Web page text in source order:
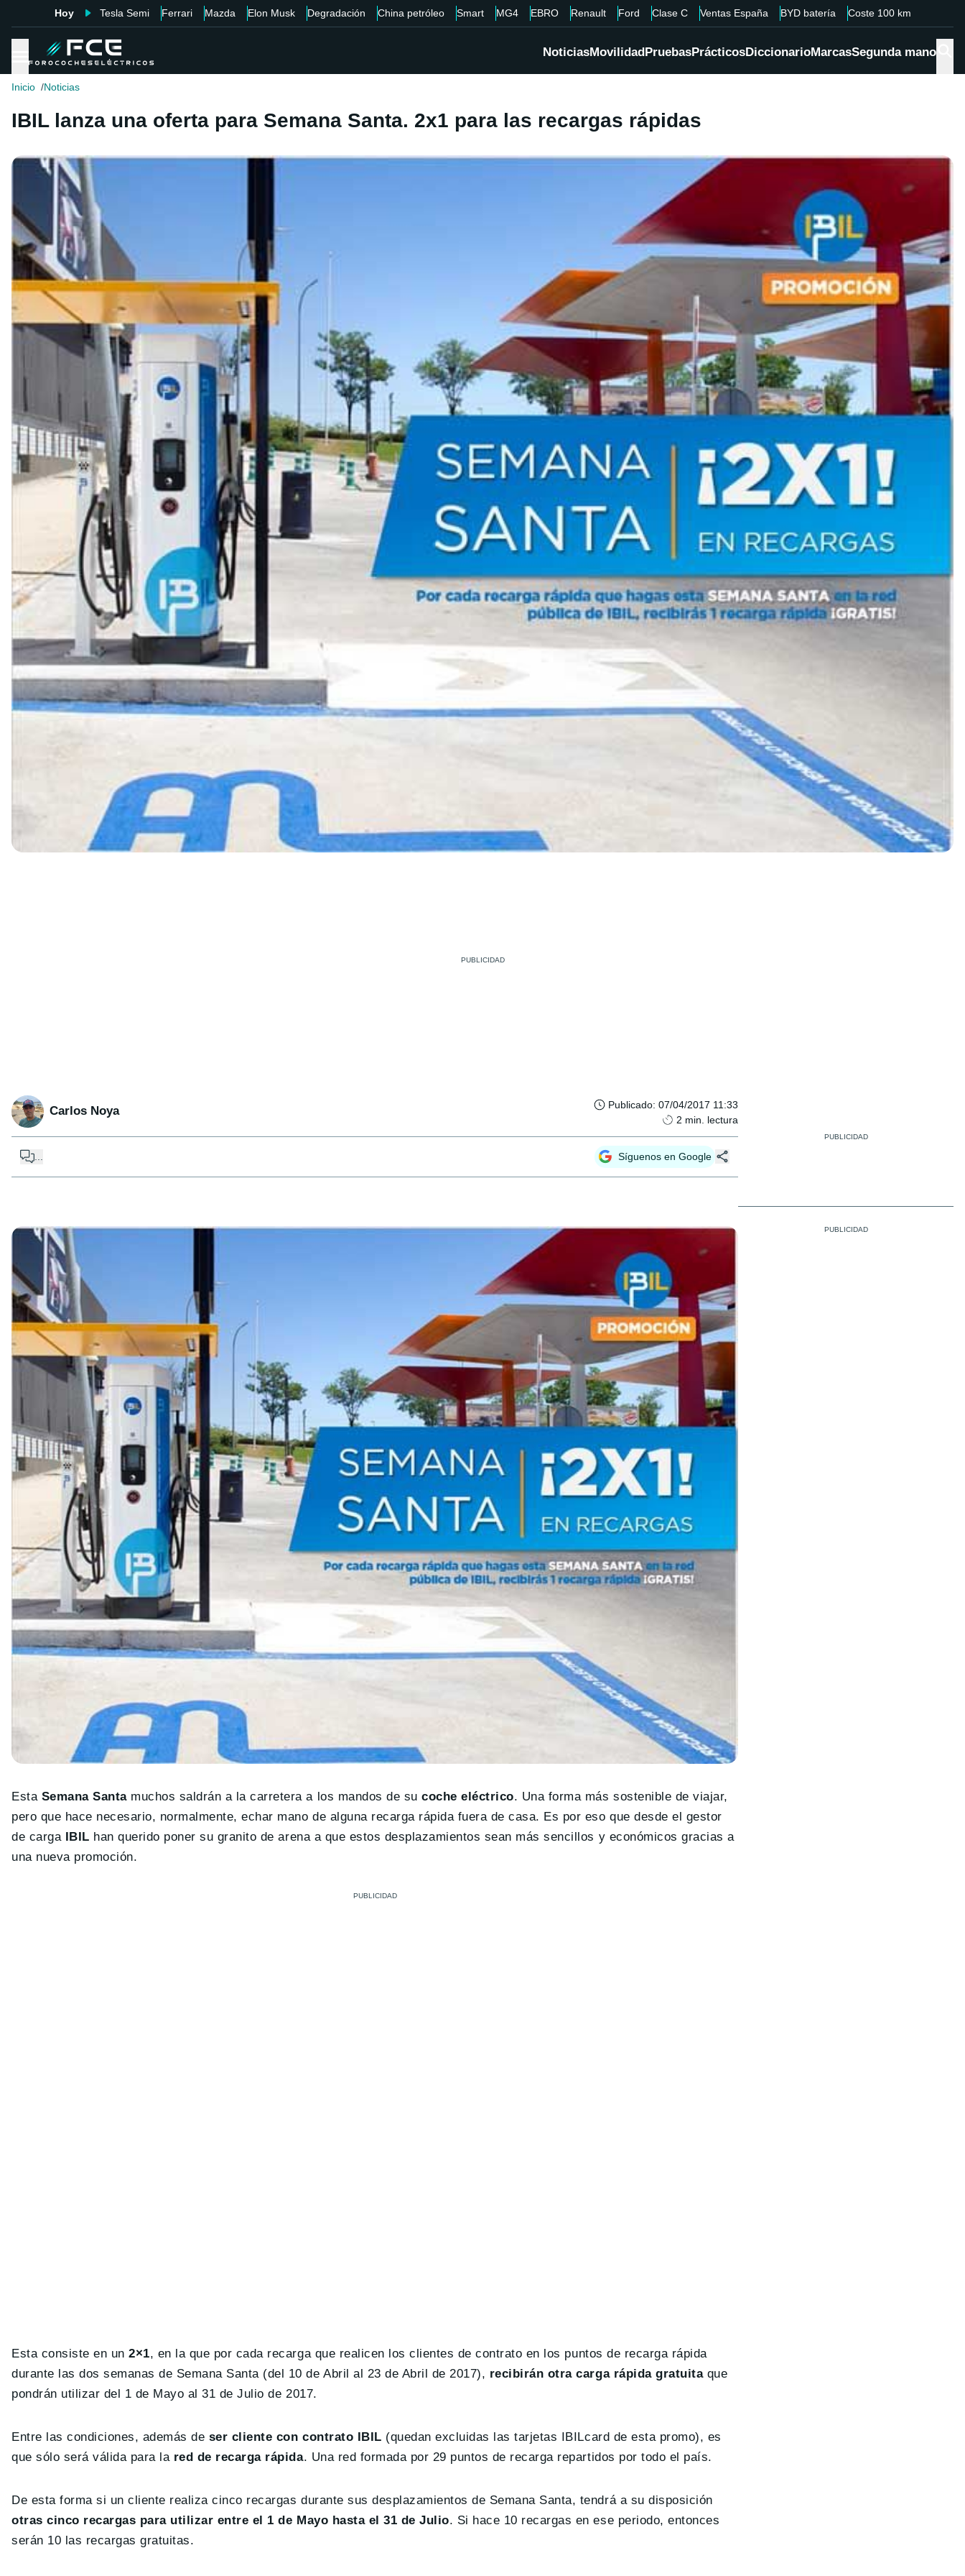
Hoy Tesla Semi Ferrari Mazda Elon Musk Degradación China petróleo Smart MG4 EBRO Renault Ford Clase C Ventas España BYD batería Coste 100 km
NoticiasMovilidadPruebasPrácticosDiccionarioMarcasSegunda mano
Inicio Noticias
IBIL lanza una oferta para Semana Santa. 2x1 para las recargas rápidas
Carlos Noya Publicado: 07/04/2017 11:33
2 min. lectura
Síguenos en Google
Esta Semana Santamuchos saldrán a la carretera a los mandos de sucoche eléctrico. Una forma más sostenible de viajar,
pero que hace necesario, normalmente, echar mano de alguna recarga rápida fuera de casa. Es por eso que desde el gestor
de carga IBIL han querido poner su granito de arena a que estos desplazamientos sean más sencillos y económicos gracias a
una nueva promoción.
Esta consiste en un 2×1, en la que por cada recarga que realicen los clientes de contrato en los puntos de recarga rápida
durante las dos semanas de Semana Santa (del 10 de Abril al 23 de Abril de 2017), recibirán otra carga rápida gratuitaque
pondrán utilizar del 1 de Mayo al 31 de Julio de 2017.
Entre las condiciones, además de ser cliente con contrato IBIL (quedan excluidas las tarjetas IBILcard de esta promo), es
que sólo será válida para la red de recarga rápida. Una red formada por 29 puntos de recarga repartidos por todo el país.
De esta forma si un cliente realiza cinco recargas durante sus desplazamientos de Semana Santa, tendrá a su disposición
otras cinco recargas para utilizar entre el 1 de Mayo hasta el 31 de Julio. Si hace 10 recargas en ese periodo, entonces
serán 10 las recargas gratuitas.